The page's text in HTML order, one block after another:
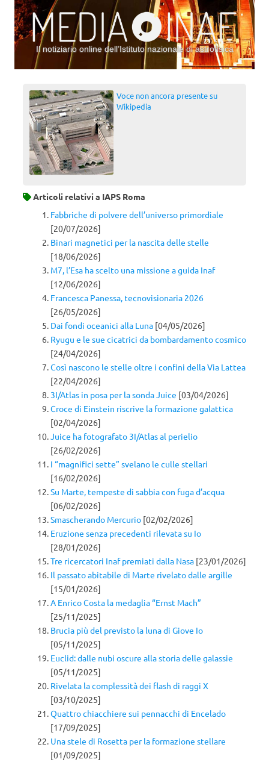
Il notiziario online dell’Istituto nazionale di astrofisica
Voce non ancora presente su
Wikipedia
Articoli relativi a IAPS Roma
Fabbriche di polvere dell’universo primordiale
[20/07/2026]
Binari magnetici per la nascita delle stelle
[18/06/2026]
M7, l’Esa ha scelto una missione a guida Inaf
[12/06/2026]
Francesca Panessa, tecnovisionaria 2026
[26/05/2026]
Dai fondi oceanici alla Luna [04/05/2026]
Ryugu e le sue cicatrici da bombardamento cosmico
[24/04/2026]
Così nascono le stelle oltre i confini della Via Lattea
[22/04/2026]
3I/Atlas in posa per la sonda Juice [03/04/2026]
Croce di Einstein riscrive la formazione galattica
[02/04/2026]
Juice ha fotografato 3I/Atlas al perielio
[26/02/2026]
I “magnifici sette” svelano le culle stellari
[16/02/2026]
Su Marte, tempeste di sabbia con fuga d’acqua
[06/02/2026]
Smascherando Mercurio [02/02/2026]
Eruzione senza precedenti rilevata su Io
[28/01/2026]
Tre ricercatori Inaf premiati dalla Nasa [23/01/2026]
Il passato abitabile di Marte rivelato dalle argille
[15/01/2026]
A Enrico Costa la medaglia “Ernst Mach”
[25/11/2025]
Brucia più del previsto la luna di Giove Io
[05/11/2025]
Euclid: dalle nubi oscure alla storia delle galassie
[05/11/2025]
Rivelata la complessità dei flash di raggi X
[03/10/2025]
Quattro chiacchiere sui pennacchi di Encelado
[17/09/2025]
Una stele di Rosetta per la formazione stellare
[01/09/2025]